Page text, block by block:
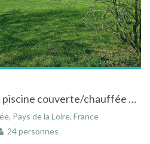
Gite 21 personnes avec piscine couverte/chauffée et spa
Pays de la Loire, France
24 personnes